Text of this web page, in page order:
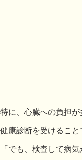
特に、心臓への負担が
健康診断を受けるこ
「でも、検査して病